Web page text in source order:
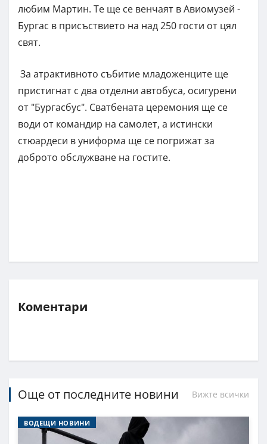
любим Мартин. Те ще се венчаят в Авиомузей -
Бургас в присъствието на над 250 гости от цял
свят.
За атрактивното събитие младоженците ще
пристигнат с два отделни автобуса, осигурени
от "Бургасбус". Сватбената церемония ще се
води от командир на самолет, а истински
стюардеси в униформа ще се погрижат за
доброто обслужване на гостите.
Коментари
Още от последните новини Вижте всички
ВОДЕЩИ НОВИНИ